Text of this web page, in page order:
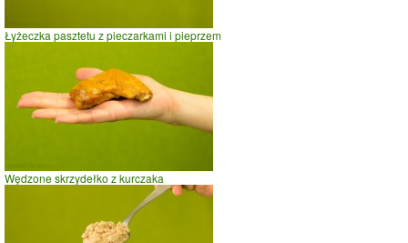
Łyżeczka pasztetu z pieczarkami i pieprzem
Wędzone skrzydełko z kurczaka